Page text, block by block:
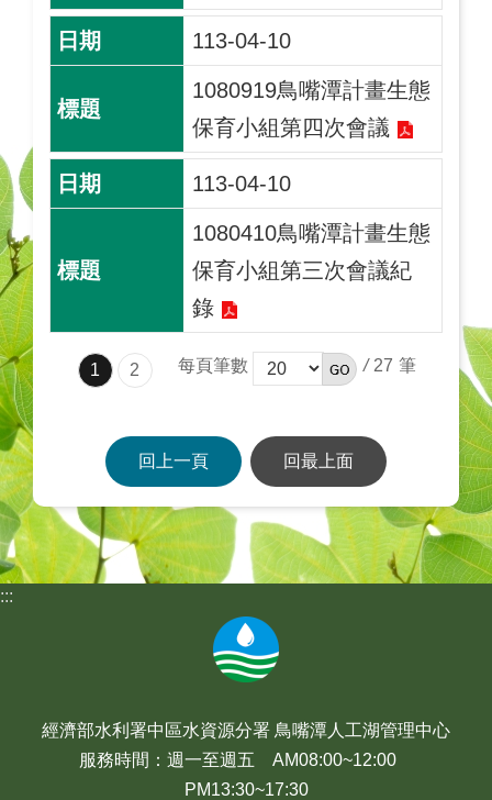
113-04-10
1080919鳥嘴潭計畫生態
保育小組第四次會議
113-04-10
1080410鳥嘴潭計畫生態
保育小組第三次會議紀
錄
1 2 每頁筆數 / 27
回上一頁 回最上面
:::
經濟部水利署中區水資源分署 鳥嘴潭人工湖管理中心
服務時間：週一至週五 AM08:00~12:00
PM13:30~17:30